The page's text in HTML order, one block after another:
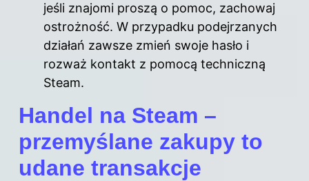
jeśli znajomi proszą o pomoc, zachowaj
ostrożność. W przypadku podejrzanych
działań zawsze zmień swoje hasło i
rozważ kontakt z pomocą techniczną
Steam.
Handel na Steam –
przemyślane zakupy to
udane transakcje